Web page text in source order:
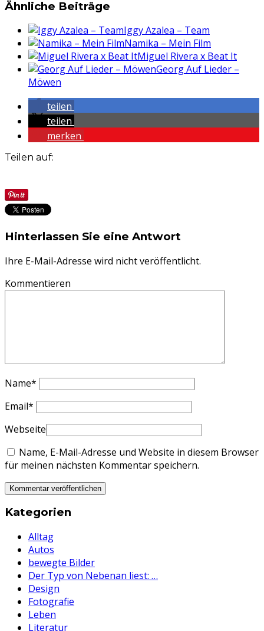
Ähnliche Beiträge
Iggy Azalea – Team
Namika – Mein Film
Miguel Rivera x Beat It
Georg Auf Lieder –
Möwen
teilen
teilen
merken
Teilen auf:
Hinterlassen Sie eine Antwort
Ihre E-Mail-Adresse wird nicht veröffentlicht.
Kommentieren
Name*
Email*
Webseite
Name, E-Mail-Adresse und Website in diesem Browser
für meinen nächsten Kommentar speichern.
Kategorien
Alltag
Autos
bewegte Bilder
Der Typ von Nebenan liest: …
Design
Fotografie
Leben
Literatur